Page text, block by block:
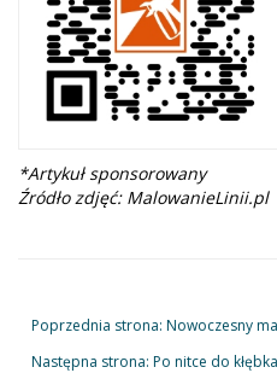
*Artykuł sponsorowany
Źródło zdjęć: MalowanieLinii.pl
Poprzednia strona: Nowoczesny
Następna strona: Po nitce do